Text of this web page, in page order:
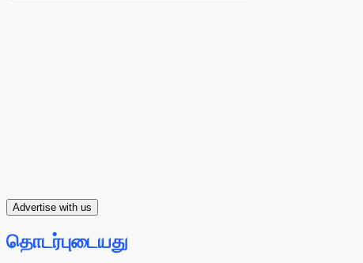
Advertise with us
தொடர்புடையது